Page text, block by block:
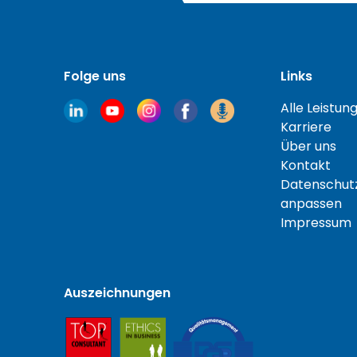
Folge uns
Links
Alle
Karriere
Über uns
Kontakt
anpassen
Impressum
Auszeichnungen